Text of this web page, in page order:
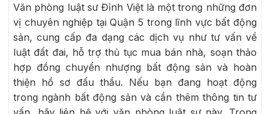
Văn phòng luật sư Đỉnh Việt là một trong những đơn
vị chuyên nghiệp tại Quận 5 trong lĩnh vực bất động
sản, cung cấp đa dạng các dịch vụ như tư vấn về
luật đất đai, hỗ trợ thủ tục mua bán nhà, soạn thảo
hợp đồng chuyển nhượng bất động sản và hoàn
thiện hồ sơ đấu thầu. Nếu bạn đang hoạt động
trong ngành bất động sản và cần thêm thông tin tư